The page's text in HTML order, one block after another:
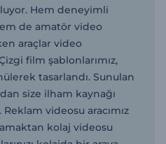
Hem deneyimli
de amatör video
araçlar video
film şablonlarımız,
tasarlandı. Sunulan
size ilham kaynağı
videosu aracımız
kolaj videosu